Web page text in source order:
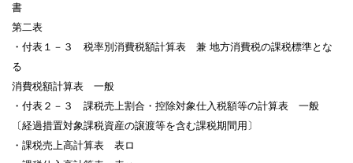
書
第二表
・付表１－３ 税率別消費税額計算表 兼 地方消費税の課税標準とな
る
消費税額計算表 一般
・付表２－３ 課税売上割合・控除対象仕入税額等の計算表 一般
〔経過措置対象課税資産の譲渡等を含む課税期間用〕
・課税売上高計算表 表ロ